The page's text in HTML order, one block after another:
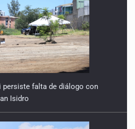
persiste falta de diálogo con
Isidro